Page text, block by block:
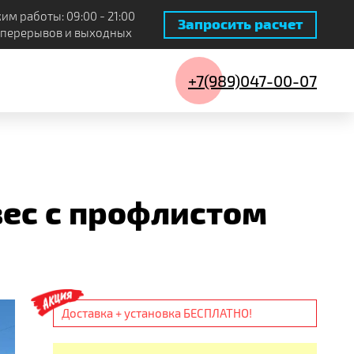
работы: 09:00 - 21:00
перерывов и выходных
Запросить расчет
28 шт.
4 шт.
+7(989)047-00-07
с профлистом
Доставка + установка БЕСПЛАТНО!